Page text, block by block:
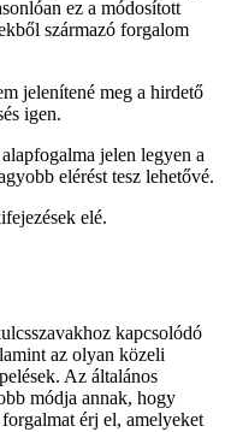
ez a módosított
származó forgalom
jelenítené meg a hirdető
igen.
jelen legyen a
elérést tesz lehetővé.
elé.
kapcsolódó
az olyan közeli
Az általános
módja annak, hogy
érj el, amelyeket